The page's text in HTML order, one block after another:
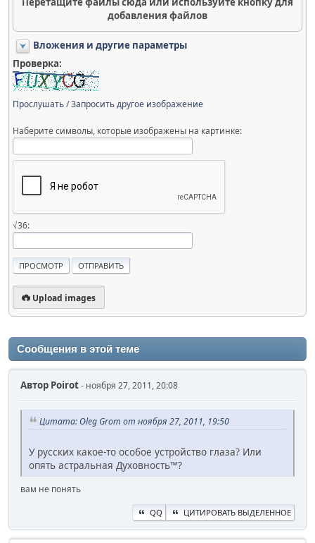
добавления файлов
Вложения и другие параметры
Проверка:
Прослушать/Запросить другое изображение
Наберите символы, которые изображены на картинке:
√36:
Upload images
Сообщения в этой теме
Автор Poirot- ноября 27, 2011, 20:08
Цитата: Oleg Grom от ноября 27, 2011, 19:50
У русских какое-то особое устройство глаза? Или
опять астральная Духовность™?
вам не понять
QQ ЦИТИРОВАТЬ ВЫДЕЛЕННОЕ